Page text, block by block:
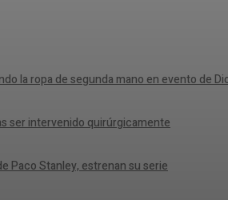
la ropa de segunda mano en evento de
ser intervenido quirúrgicamente
Paco Stanley, estrenan su serie